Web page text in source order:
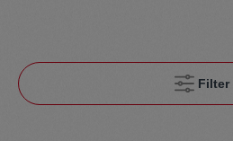
Filter